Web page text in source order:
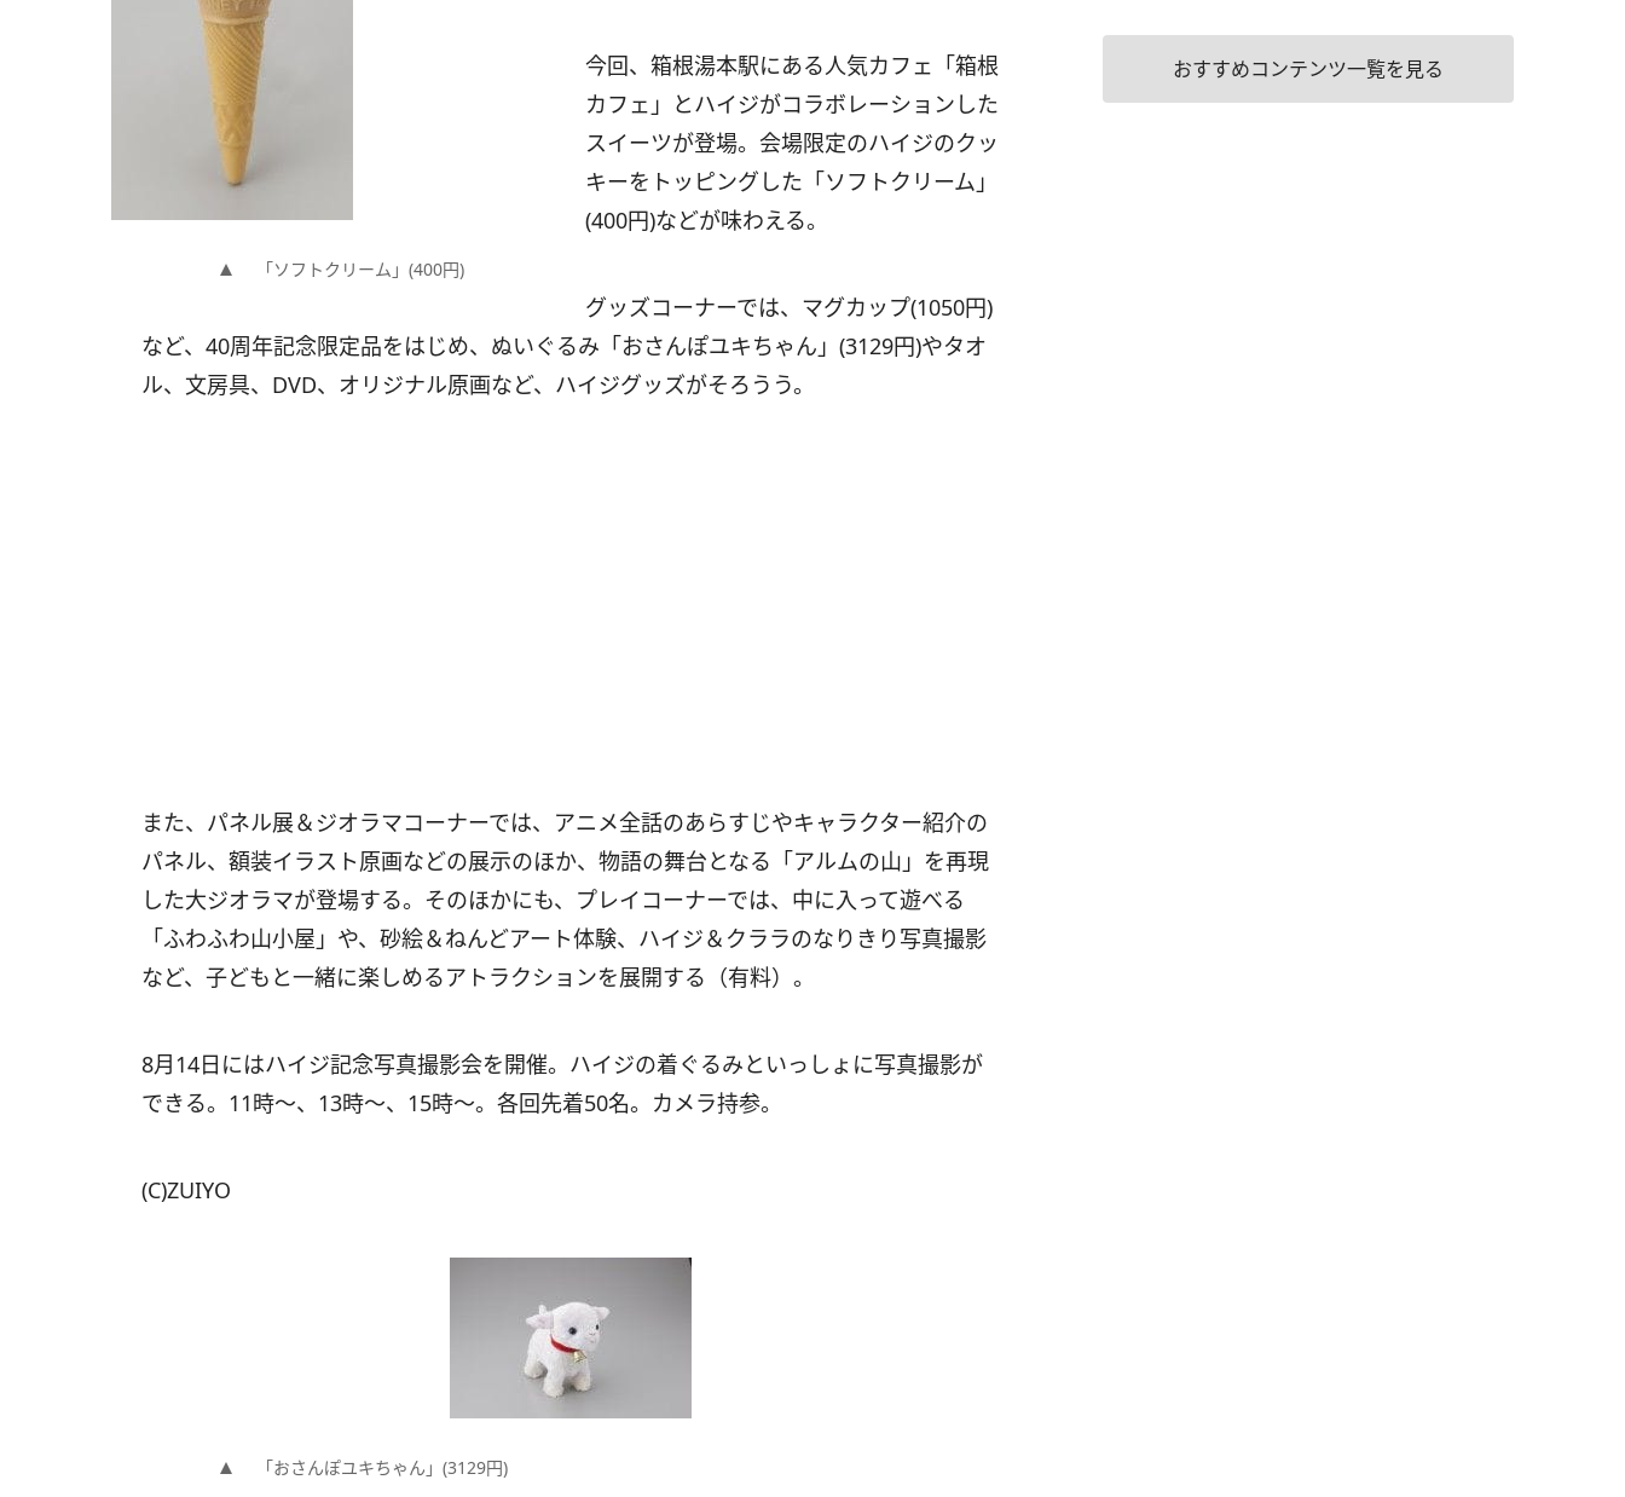
「ソフトクリーム」(400円)
今回、箱根湯本駅にある人気カフェ「箱根
カフェ」とハイジがコラボレーションした
スイーツが登場。会場限定のハイジのクッ
キーをトッピングした「ソフトクリーム」
(400円)などが味わえる。
グッズコーナーでは、マグカップ(1050円)
など、40周年記念限定品をはじめ、ぬいぐるみ「おさんぽユキちゃん」(3129円)やタオ
ル、文房具、DVD、オリジナル原画など、ハイジグッズがそろうう。
また、パネル展＆ジオラマコーナーでは、アニメ全話のあらすじやキャラクター紹介の
パネル、額装イラスト原画などの展示のほか、物語の舞台となる「アルムの山」を再現
した大ジオラマが登場する。そのほかにも、プレイコーナーでは、中に入って遊べる
「ふわふわ山小屋」や、砂絵＆ねんどアート体験、ハイジ＆クララのなりきり写真撮影
など、子どもと一緒に楽しめるアトラクションを展開する（有料）。
8月14日にはハイジ記念写真撮影会を開催。ハイジの着ぐるみといっしょに写真撮影が
できる。11時～、13時～、15時～。各回先着50名。カメラ持参。
(C)ZUIYO
「おさんぽユキちゃん」(3129円)
おすすめコンテンツ一覧を見る